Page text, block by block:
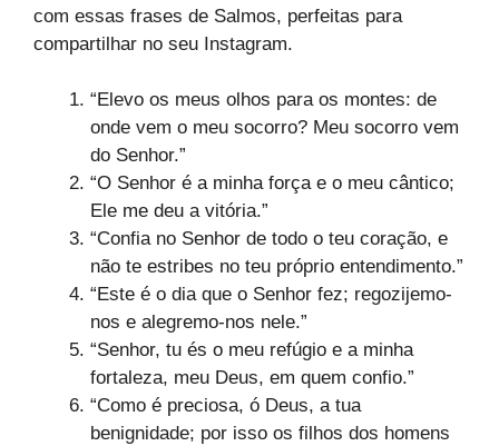
com essas frases de Salmos, perfeitas para
compartilhar no seu Instagram.
“Elevo os meus olhos para os montes: de
onde vem o meu socorro? Meu socorro vem
do Senhor.”
“O Senhor é a minha força e o meu cântico;
Ele me deu a vitória.”
“Confia no Senhor de todo o teu coração, e
não te estribes no teu próprio entendimento.”
“Este é o dia que o Senhor fez; regozijemo-
nos e alegremo-nos nele.”
“Senhor, tu és o meu refúgio e a minha
fortaleza, meu Deus, em quem confio.”
“Como é preciosa, ó Deus, a tua
benignidade; por isso os filhos dos homens